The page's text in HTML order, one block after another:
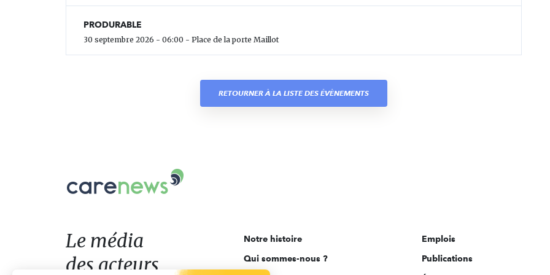
PRODURABLE
30 septembre 2026 - 06:00 - Place de la porte Maillot
RETOURNER À LA LISTE DES ÉVÈNEMENTS
Le
acteurs
de
l'engagement
Le média
des acteurs
Notre histoire
Qui sommes-nous ?
Emplois
Publications